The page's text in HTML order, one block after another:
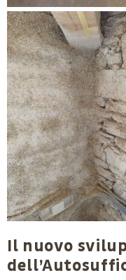
Il nuovo